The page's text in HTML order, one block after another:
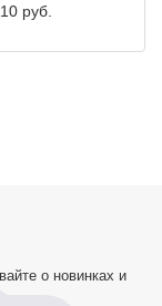
руб.
о новинках и